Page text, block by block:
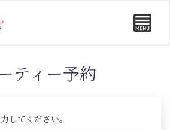
ティー予約
してください。